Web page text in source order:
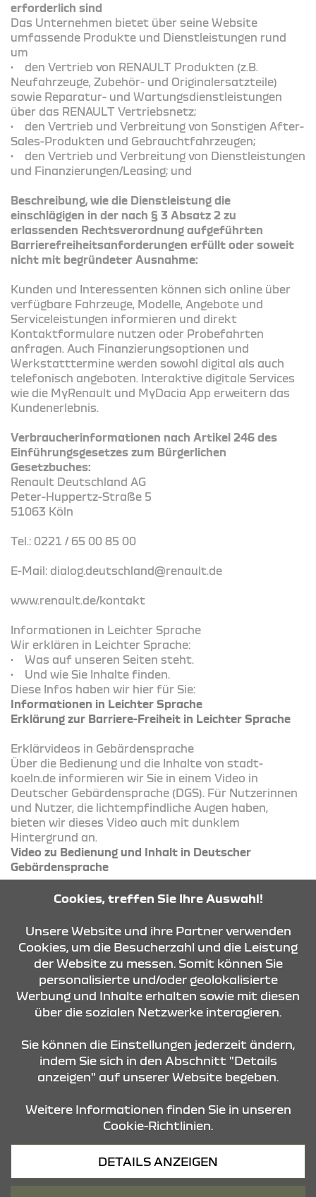
erforderlich sind
Das Unternehmen bietet über seine Website
umfassende Produkte und Dienstleistungen rund
um
• den Vertrieb von RENAULT Produkten (z.B.
Neufahrzeuge, Zubehör- und Originalersatzteile)
sowie Reparatur- und Wartungsdienstleistungen
über das RENAULT Vertriebsnetz;
• den Vertrieb und Verbreitung von Sonstigen After-
Sales-Produkten und Gebrauchtfahrzeugen;
• den Vertrieb und Verbreitung von Dienstleistungen
und Finanzierungen/Leasing; und
Beschreibung, wie die Dienstleistung die
einschlägigen in der nach § 3 Absatz 2 zu
erlassenden Rechtsverordnung aufgeführten
Barrierefreiheitsanforderungen erfüllt oder soweit
nicht mit begründeter Ausnahme:
Kunden und Interessenten können sich online über
verfügbare Fahrzeuge, Modelle, Angebote und
Serviceleistungen informieren und direkt
Kontaktformulare nutzen oder Probefahrten
anfragen. Auch Finanzierungsoptionen und
Werkstatttermine werden sowohl digital als auch
telefonisch angeboten. Interaktive digitale Services
wie die MyRenault und MyDacia App erweitern das
Kundenerlebnis.
Verbraucherinformationen nach Artikel 246 des
Einführungsgesetzes zum Bürgerlichen
Gesetzbuches:
Renault Deutschland AG
Peter-Huppertz-Straße 5
51063 Köln
Tel.: 0221 / 65 00 85 00
E-Mail: dialog.deutschland@renault.de
www.renault.de/kontakt
Informationen in Leichter Sprache
Wir erklären in Leichter Sprache:
• Was auf unseren Seiten steht.
• Und wie Sie Inhalte finden.
Diese Infos haben wir hier für Sie:
Informationen in Leichter Sprache
Erklärung zur Barriere-Freiheit in Leichter Sprache
Erklärvideos in Gebärdensprache
Über die Bedienung und die Inhalte von stadt-
koeln.de informieren wir Sie in einem Video in
Deutscher Gebärdensprache (DGS). Für Nutzerinnen
und Nutzer, die lichtempfindliche Augen haben,
bieten wir dieses Video auch mit dunklem
Hintergrund an.
Video zu Bedienung und Inhalt in Deutscher
Gebärdensprache
KONTAKT & ANFAHRT
ÖFFNUNGSZEITEN
STANDORTE
Datenschutz
Cookies, treffen Sie Ihre Auswahl!
Unsere Website und ihre Partner verwenden
Cookies, um die Besucherzahl und die Leistung
der Website zu messen. Somit können Sie
personalisierte und/oder geolokalisierte
Werbung und Inhalte erhalten sowie mit diesen
über die sozialen Netzwerke interagieren.
Sie können die Einstellungen jederzeit ändern,
indem Sie sich in den Abschnitt "Details
anzeigen" auf unserer Website begeben.
Weitere Informationen finden Sie in unseren
Cookie-Richtlinien.
DETAILS ANZEIGEN